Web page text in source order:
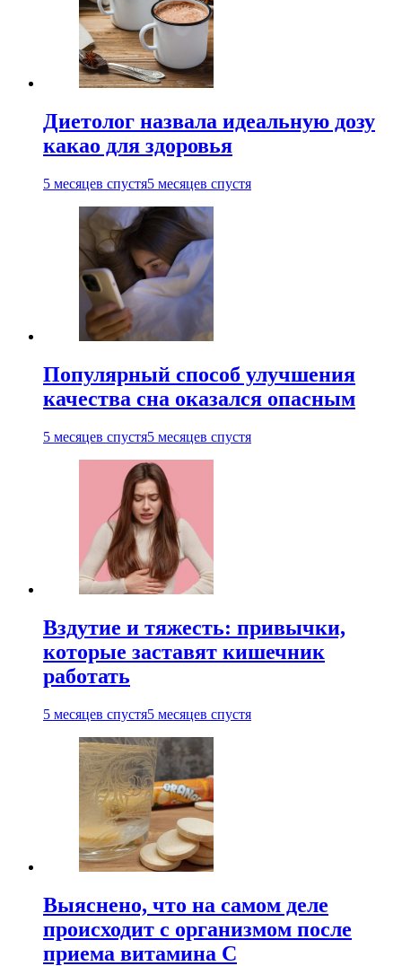
Диетолог назвала идеальную дозу
какао для здоровья
5 месяцев спустя5 месяцев спустя
Популярный способ улучшения
качества сна оказался опасным
5 месяцев спустя5 месяцев спустя
Вздутие и тяжесть: привычки,
которые заставят кишечник
работать
5 месяцев спустя5 месяцев спустя
Выяснено, что на самом деле
происходит с организмом после
приема витамина С